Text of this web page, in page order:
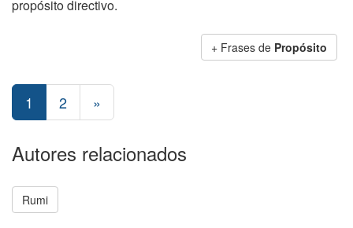
propósito directivo.
+ Frases de Propósito
1 2 »
Autores relacionados
Rumi